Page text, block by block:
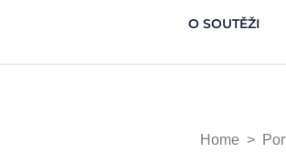
O SOUTĚŽI
Home >